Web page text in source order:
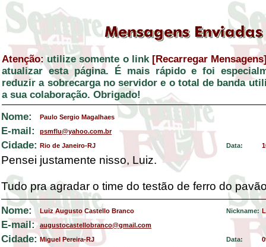
Atenção: utilize somente o link [Recarregar
atualizar esta página. É mais rápido e foi
reduzir a sobrecarga no servidor e o total de banda
a sua colaboração. Obrigado!
Nome:
Paulo Sergio Magalhaes
E-mail: psmflu@yahoo.com.br
Cidade: Rio de Janeiro-RJ Data:
Pensei justamente nisso, Luiz.
Tudo pra agradar o time do testão de ferro do
Nome: Luiz Augusto Castello Branco Nickname:
E-mail: augustocastellobranco@gmail.com
Cidade: Miguel Pereira-RJ Data: